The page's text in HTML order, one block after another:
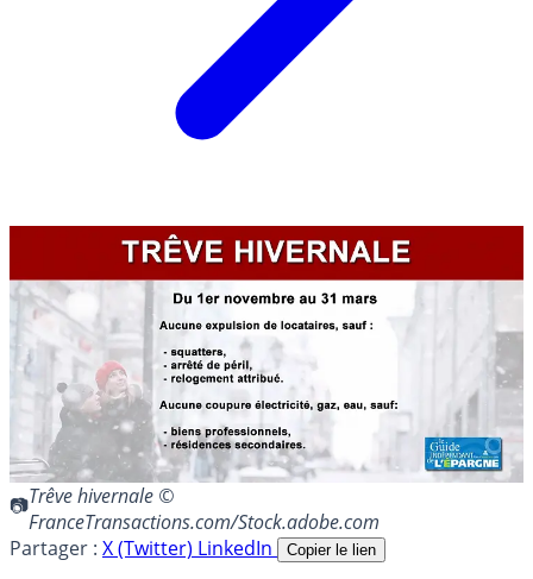
Trêve hivernale ©
FranceTransactions.com/Stock.adobe.com
Partager : X (Twitter) LinkedIn Copier le lien